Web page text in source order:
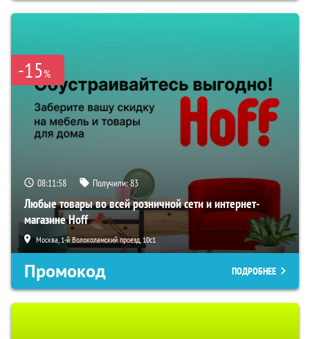
-15%
08:11:57 Получили:83
Любые товары во всей розничной сети и интернет-
магазине Hoff
Москва, 1-й Волоколамский проезд, 10с1
Промокод ПОДРОБНЕЕ